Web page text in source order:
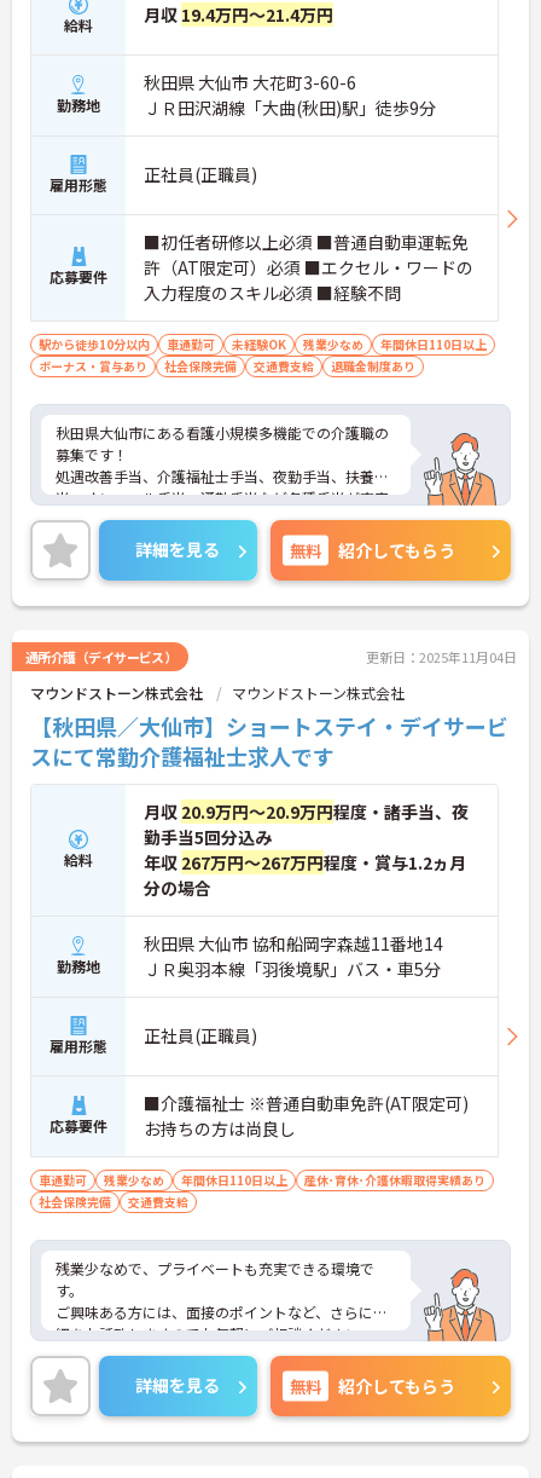
給料 月収 19.4万円～21.4万円
勤務地
秋田県 大仙市 大花町3-60-6
ＪＲ田沢湖線「大曲(秋田)駅」徒歩9分
雇用形態 正社員(正職員)
応募要件
■初任者研修以上必須 ■普通自動車運転免
許（AT限定可）必須 ■エクセル・ワードの
入力程度のスキル必須 ■経験不問
駅から徒歩10分以内 車通勤可 未経験OK 残業少なめ
年間休日110日以上
ボーナス・賞与あり
社会保険完備 交通費支給 退職金制度あり
秋田県大仙市にある看護小規模多機能での介護職の
募集です！
処遇改善手当、介護福祉士手当、夜勤手当、扶養手
当、オンコール手当、通勤手当など各種手当が充実
◎
財形、確定拠出年金など福利厚生も充実しており、
勤続年数3年以上で退職金もあるので、安心して長
く働ける環境です♪
ご興味がある方はご面接のポイントをお伝えします
詳細を見る 無料 紹介してもらう
通所介護（デイサービス） 更新日：2025年11月04日
マウンドストーン株式会社 マウンドストーン株式会社
【秋田県／大仙市】ショートステイ・デイサービ
スにて常勤介護福祉士求人です
給料
月収 20.9万円～20.9万円程度・諸手当、夜
勤手当5回分込み
年収 267万円～267万円程度・賞与1.2ヵ月
分の場合
勤務地
秋田県 大仙市 協和船岡字森越11番地14
ＪＲ奥羽本線「羽後境駅」バス・車5分
雇用形態 正社員(正職員)
応募要件
■介護福祉士 ※普通自動車免許(AT限定可)
お持ちの方は尚良し
車通勤可 残業少なめ 年間休日110日以上
産休･育休･介護休暇取得実績あり
社会保険完備
交通費支給
残業少なめで、プライベートも充実できる環境で
す。
ご興味ある方には、面接のポイントなど、さらに詳
細をお話致しますのでお気軽にご相談ください
詳細を見る 無料 紹介してもらう